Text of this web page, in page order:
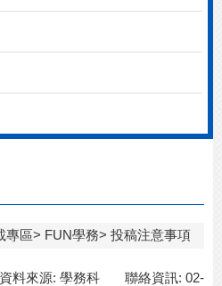
專區 FUN學務 投稿注意事項
料來源: 學務科 聯絡資訊: 02-